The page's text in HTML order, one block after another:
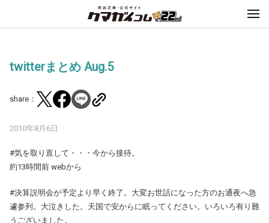
twitterまとめ Aug.5
share：
2010年8月6日
#気を取り直して・・・今から接待。
約13時間前 webから
#決算説明会が予定より早く終了。大変お世話になった方のお通夜へ急
遽参列。大泣きした。天国で安からに眠ってください。いろいろ有り難
うございました。